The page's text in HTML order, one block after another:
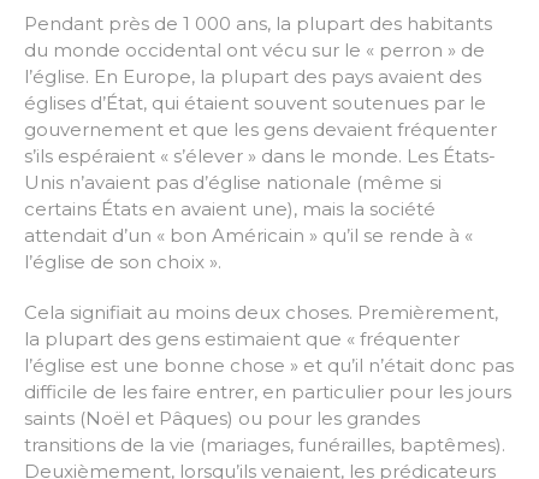
Pendant près de 1 000 ans, la plupart des habitants
du monde occidental ont vécu sur le « perron » de
l’église. En Europe, la plupart des pays avaient des
églises d’État, qui étaient souvent soutenues par le
gouvernement et que les gens devaient fréquenter
s’ils espéraient « s’élever » dans le monde. Les États-
Unis n’avaient pas d’église nationale (même si
certains États en avaient une), mais la société
attendait d’un « bon Américain » qu’il se rende à «
l’église de son choix ».
Cela signifiait au moins deux choses. Premièrement,
la plupart des gens estimaient que « fréquenter
l’église est une bonne chose » et qu’il n’était donc pas
difficile de les faire entrer, en particulier pour les jours
saints (Noël et Pâques) ou pour les grandes
transitions de la vie (mariages, funérailles, baptêmes).
Deuxièmement, lorsqu’ils venaient, les prédicateurs